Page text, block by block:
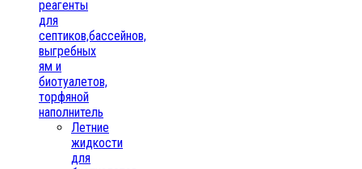
реагенты
для
септиков,бассейнов,
выгребных
ям и
биотуалетов,
торфяной
наполнитель
Летние
жидкости
для